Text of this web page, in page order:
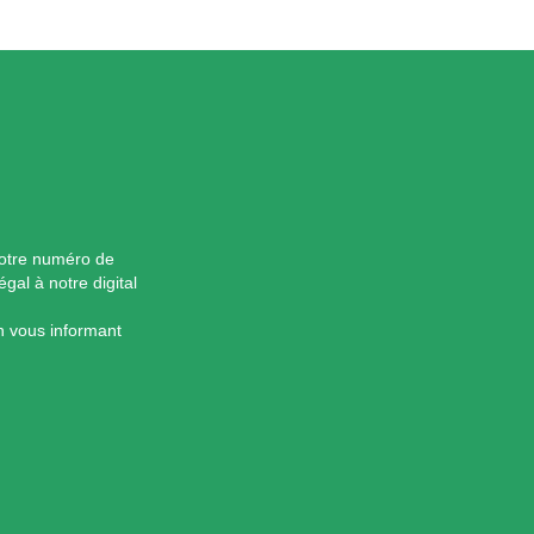
numéro de
à notre digital
vous informant